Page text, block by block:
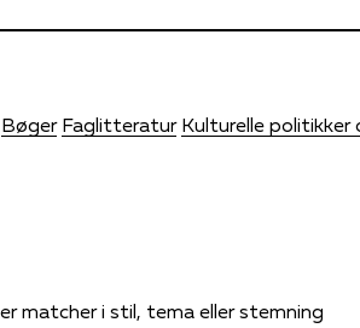
Bøger Faglitteratur Kulturelle
matcher i stil, tema eller stemning